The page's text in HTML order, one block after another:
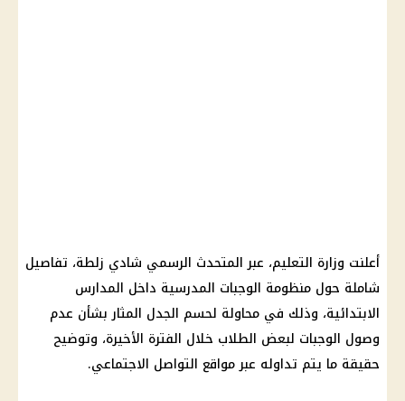
أعلنت وزارة التعليم، عبر المتحدث الرسمي شادي زلطة، تفاصيل
شاملة حول منظومة الوجبات المدرسية داخل المدارس
الابتدائية، وذلك في محاولة لحسم الجدل المثار بشأن عدم
وصول الوجبات لبعض الطلاب خلال الفترة الأخيرة، وتوضيح
حقيقة ما يتم تداوله عبر مواقع التواصل الاجتماعي.